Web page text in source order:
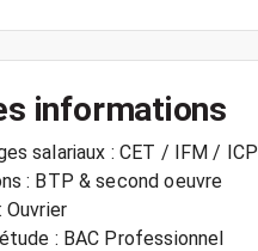
informations
salariaux : CET / IFM / ICP
: BTP & second oeuvre
Ouvrier
: BAC Professionnel